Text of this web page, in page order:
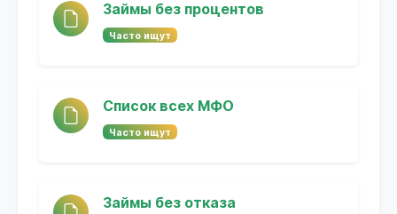
Займы без процентов
Часто ищут
Список всех МФО
Часто ищут
Займы без отказа